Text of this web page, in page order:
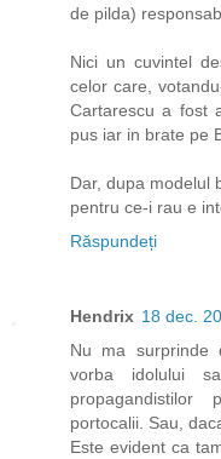
de pilda)
Nici un cuvintel
celor care,
Cartarescu a fost
pus iar in brate pe
Dar, dupa modelul
pentru ce-i rau e
Răspundeți
Hendrix 18 dec.
Nu ma surprinde
vorba idolului
propagandistilor
portocalii. Sau,
Este evident ca